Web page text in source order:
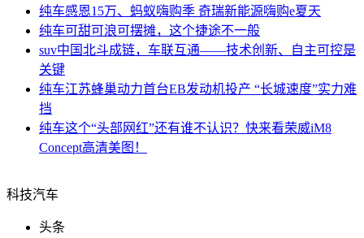
纯车感恩15万、蚂蚁嗨购季 奇瑞新能源嗨购e夏天
纯车可甜可浪可摆摊，这个捷途不一般
suv中国北斗成链，车联互通——技术创新、自主可控是
关键
纯车江苏蜂巢动力首台EB发动机投产 “长城速度”实力难
挡
纯车这个“头部网红”还有谁不认识？快来看荣威iM8
Concept高清美图！
科技汽车
头条